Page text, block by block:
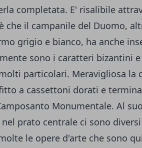
completata. E' risalibile
che il campanile del Duomo,
grigio e bianco, ha anche
sono i caratteri bizantini
particolari. Meravigliosa la
a cassettoni dorati e
Monumentale. Al
prato centrale ci sono
le opere d'arte che sono